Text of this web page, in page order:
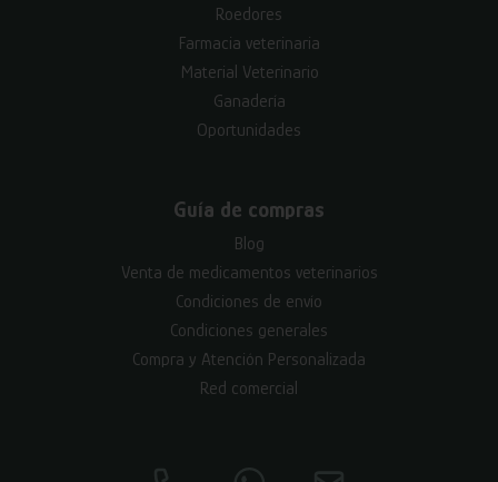
Roedores
Farmacia veterinaria
Material Veterinario
Ganadería
Oportunidades
Guía de compras
Blog
Venta de medicamentos veterinarios
Condiciones de envío
Condiciones generales
Compra y Atención Personalizada
Red comercial